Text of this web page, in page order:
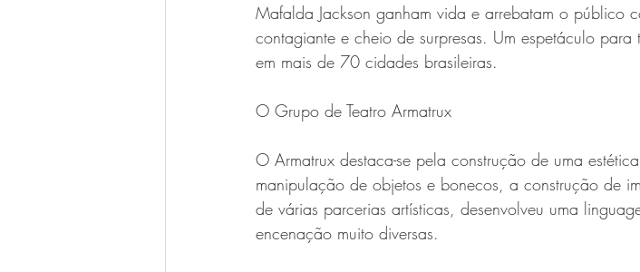
Mafalda Jackson ganham vida e arrebatam o público
contagiante e cheio de surpresas. Um espetáculo
em mais de 70 cidades brasileiras.
O Grupo de Teatro Armatrux
O Armatrux destaca-se pela construção de uma
manipulação de objetos e bonecos, a construção de
de várias parcerias artísticas, desenvolveu uma
encenação muito diversas.